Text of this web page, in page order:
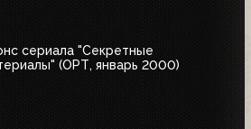
сериала "Секретные
(ОРТ, январь 2000)